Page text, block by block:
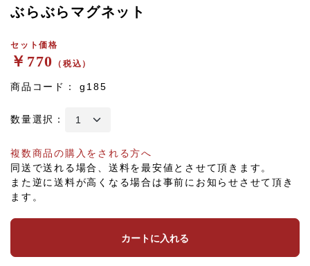
ぶらぶらマグネット
セット価格
￥770 （税込）
商品コード：g185
数量選択：
複数商品の購入をされる方へ
同送で送れる場合、送料を最安値とさせて頂きます。
また逆に送料が高くなる場合は事前にお知らせさせて頂き
ます。
カートに入れる